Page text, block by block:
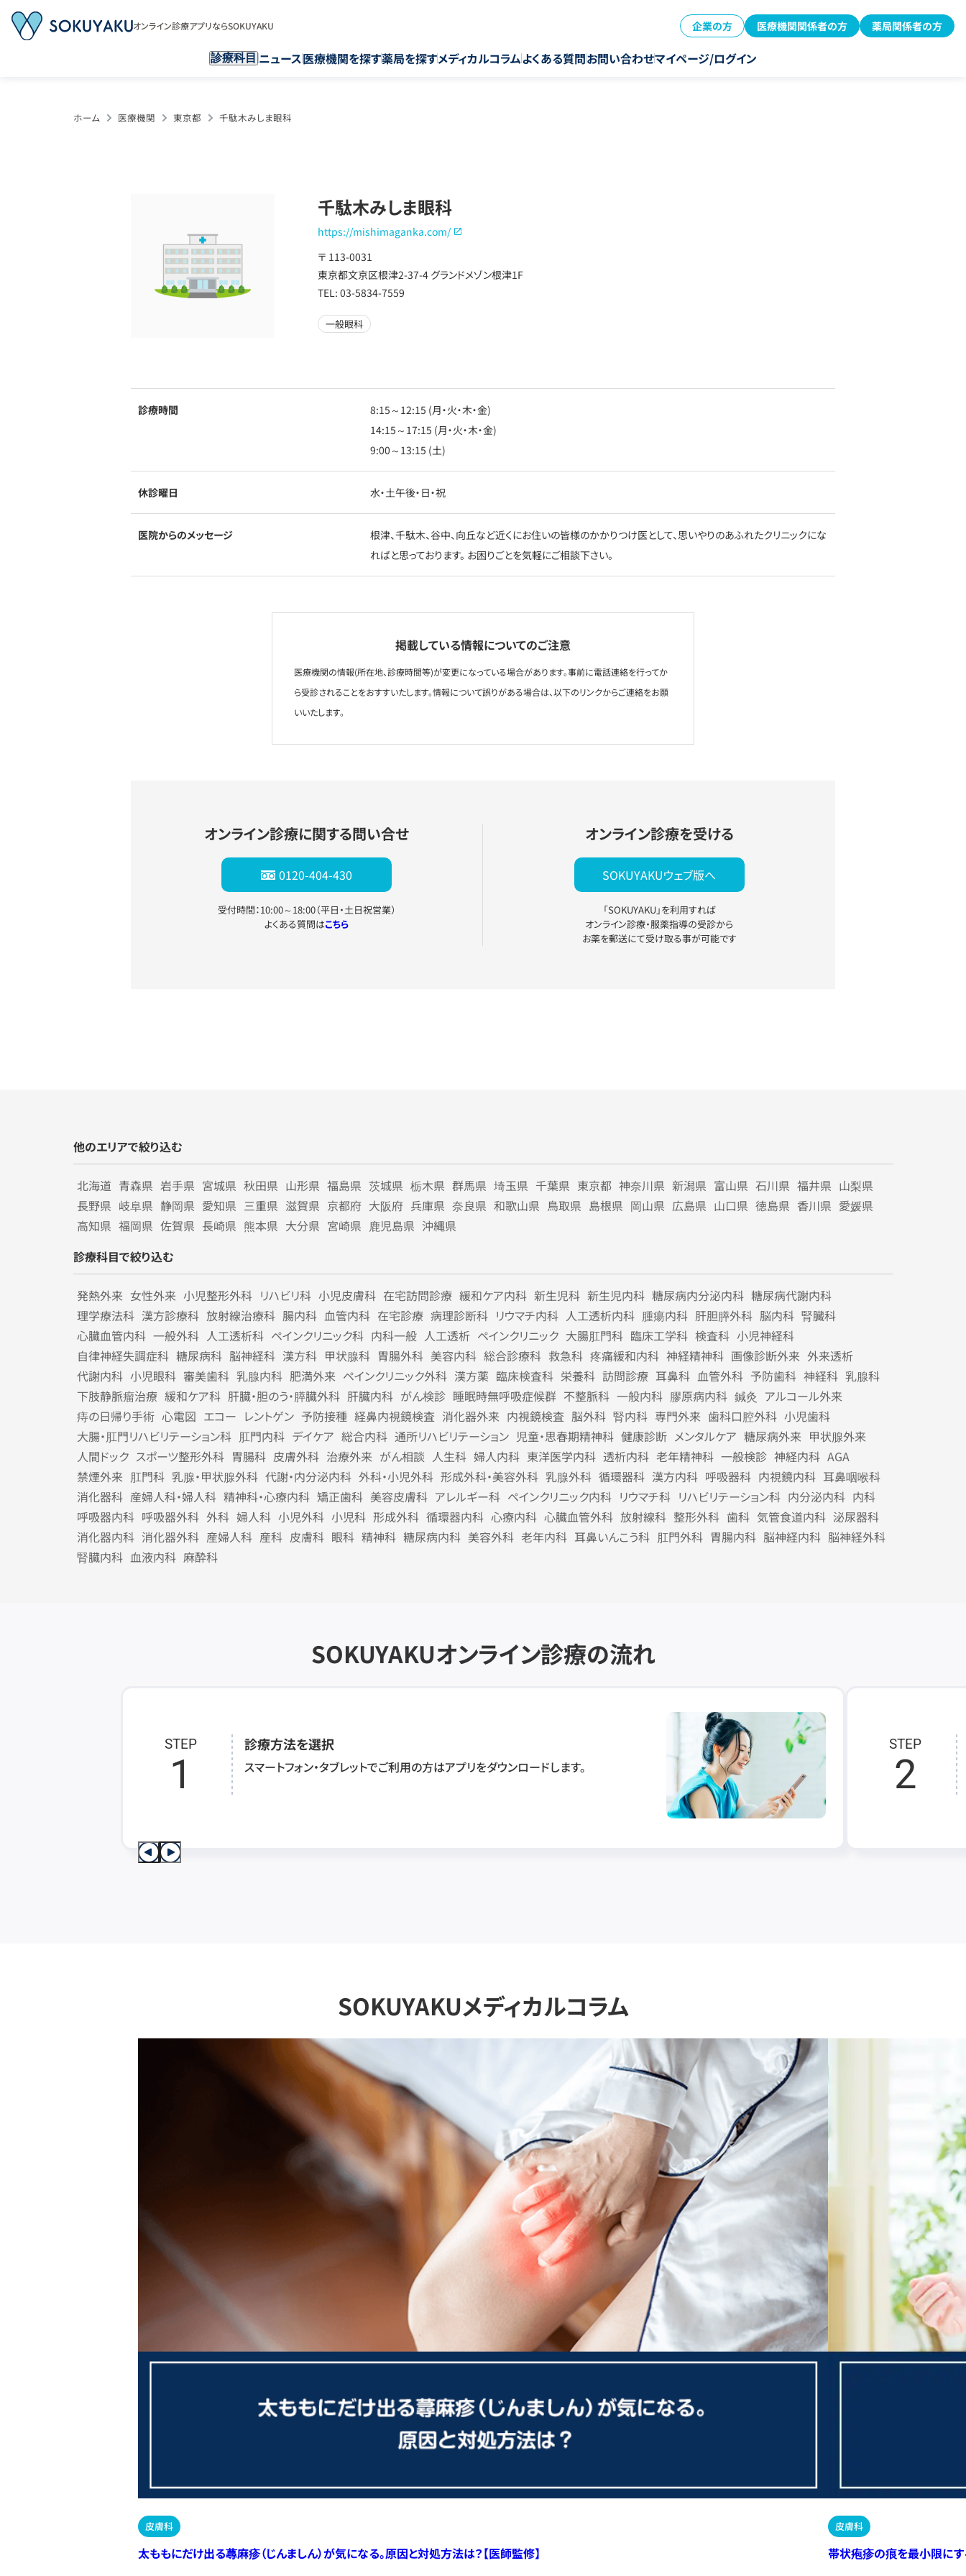
オンライン診療アプリならSOKUYAKU 企業の方 医療機関関係者の方 薬局関係者の方
診療科目 ニュース医療機関を探す薬局を探すメディカルコラムよくある質問お問い合わせマイページ/ログイン
ホーム 医療機関 東京都 千駄木みしま眼科
千駄木みしま眼科
https://mishimaganka.com/
〒 113-0031
東京都文京区根津2-37-4 グランドメゾン根津1F
TEL: 03-5834-7559
一般眼科
診療時間
8:15～12:15 (月・火・木・金)
14:15～17:15 (月・火・木・金)
9:00～13:15 (土)
休診曜日 水・土午後・日・祝
医院からのメッセージ
根津、千駄木、谷中、向丘など近くにお住いの皆様のかかりつけ医として、思いやりのあふれたクリニックにな
ればと思っております。 お困りごとを気軽にご相談下さい。
掲載している情報についてのご注意
医療機関の情報(所在地、診療時間等)が変更になっている場合があります。事前に電話連絡を行ってか
ら受診されることをおすすいたします。情報について誤りがある場合は、以下のリンクからご連絡をお願
いいたします。
オンライン診療に関する問い合せ
0120-404-430
受付時間：10:00～18:00（平日・土日祝営業）
よくある質問はこちら
オンライン診療を受ける
SOKUYAKUウェブ版へ
「SOKUYAKU」を利用すれば
オンライン診療・服薬指導の受診から
お薬を郵送にて受け取る事が可能です
他のエリアで絞り込む
北海道 青森県 岩手県 宮城県 秋田県 山形県 福島県 茨城県 栃木県 群馬県 埼玉県 千葉県 東京都 神奈川県 新潟県 富山県 石川県 福井県 山梨県
長野県 岐阜県 静岡県 愛知県 三重県 滋賀県 京都府 大阪府 兵庫県 奈良県 和歌山県 鳥取県 島根県 岡山県 広島県 山口県 徳島県 香川県 愛媛県
高知県 福岡県 佐賀県 長崎県 熊本県 大分県 宮崎県 鹿児島県 沖縄県
診療科目で絞り込む
発熱外来 女性外来 小児整形外科 リハビリ科 小児皮膚科 在宅訪問診療 緩和ケア内科 新生児科 新生児内科 糖尿病内分泌内科 糖尿病代謝内科
理学療法科 漢方診療科 放射線治療科 腸内科 血管内科 在宅診療 病理診断科 リウマチ内科 人工透析内科 腫瘍内科 肝胆膵外科 脳内科 腎臓科
心臓血管内科 一般外科 人工透析科 ペインクリニック科 内科一般 人工透析 ペインクリニック 大腸肛門科 臨床工学科 検査科 小児神経科
自律神経失調症科 糖尿病科 脳神経科 漢方科 甲状腺科 胃腸外科 美容内科 総合診療科 救急科 疼痛緩和内科 神経精神科 画像診断外来 外来透析
代謝内科 小児眼科 審美歯科 乳腺内科 肥満外来 ペインクリニック外科 漢方薬 臨床検査科 栄養科 訪問診療 耳鼻科 血管外科 予防歯科 神経科 乳腺科
下肢静脈瘤治療 緩和ケア科 肝臓・胆のう・膵臓外科 肝臓内科 がん検診 睡眠時無呼吸症候群 不整脈科 一般内科 膠原病内科 鍼灸 アルコール外来
痔の日帰り手術 心電図 エコー レントゲン 予防接種 経鼻内視鏡検査 消化器外来 内視鏡検査 脳外科 腎内科 専門外来 歯科口腔外科 小児歯科
大腸・肛門リハビリテーション科 肛門内科 デイケア 総合内科 通所リハビリテーション 児童・思春期精神科 健康診断 メンタルケア 糖尿病外来 甲状腺外来
人間ドック スポーツ整形外科 胃腸科 皮膚外科 治療外来 がん相談 人生科 婦人内科 東洋医学内科 透析内科 老年精神科 一般検診 神経内科 AGA
禁煙外来 肛門科 乳腺・甲状腺外科 代謝・内分泌内科 外科・小児外科 形成外科・美容外科 乳腺外科 循環器科 漢方内科 呼吸器科 内視鏡内科 耳鼻咽喉科
消化器科 産婦人科・婦人科 精神科・心療内科 矯正歯科 美容皮膚科 アレルギー科 ペインクリニック内科 リウマチ科 リハビリテーション科 内分泌内科 内科
呼吸器内科 呼吸器外科 外科 婦人科 小児外科 小児科 形成外科 循環器内科 心療内科 心臓血管外科 放射線科 整形外科 歯科 気管食道内科 泌尿器科
消化器内科 消化器外科 産婦人科 産科 皮膚科 眼科 精神科 糖尿病内科 美容外科 老年内科 耳鼻いんこう科 肛門外科 胃腸内科 脳神経内科 脳神経外科
腎臓内科 血液内科 麻酔科
SOKUYAKUオンライン診療の流れ
STEP
1
診療方法を選択
スマートフォン・タブレットでご利用の方はアプリをダウンロードします。
STEP
2
SOKUYAKUメディカルコラム
皮膚科
太ももにだけ出る蕁麻疹（じんましん）が気になる。原因と対処方法は？【医師監修】
皮膚科
帯状疱疹の痕を最小限にす